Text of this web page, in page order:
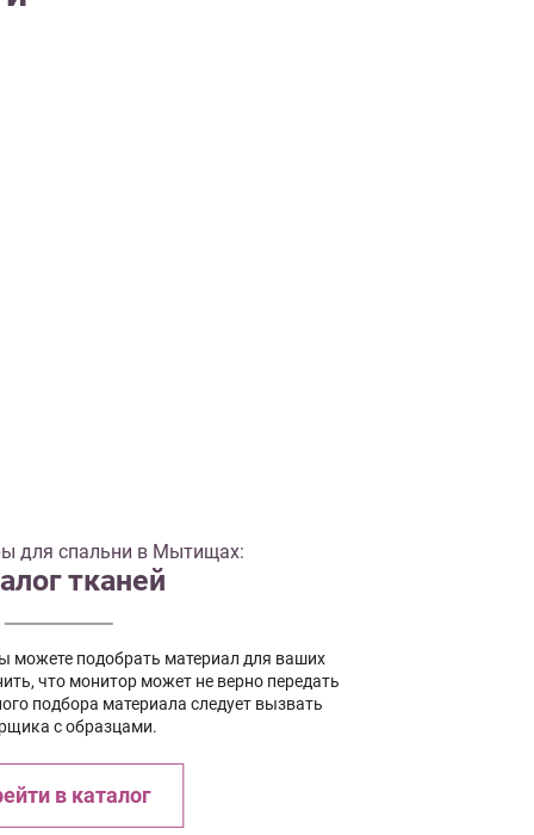
для спальни в Мытищах:
тканей
можете подобрать материал для ваших
что монитор может не верно передать
подбора материала следует вызвать
с образцами.
в каталог